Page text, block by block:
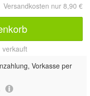
Versandkosten nur 8,90 €
verkauft
Vorkasse per